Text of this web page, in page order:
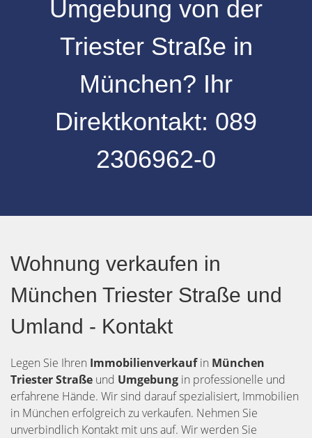
Umgebung von der
Triester Straße in
München? Ihr
Direktkontakt: 089
2306962-0
Wohnung verkaufen in
München Triester Straße und
Umland - Kontakt
Legen Sie Ihren Immobilienverkaufin München
Triester Straße und Umgebung in professionelle und
erfahrene Hände. Wir sind darauf spezialisiert, Immobilien
in München erfolgreich zu verkaufen. Nehmen Sie
unverbindlich Kontakt mit uns auf. Wir werden Sie